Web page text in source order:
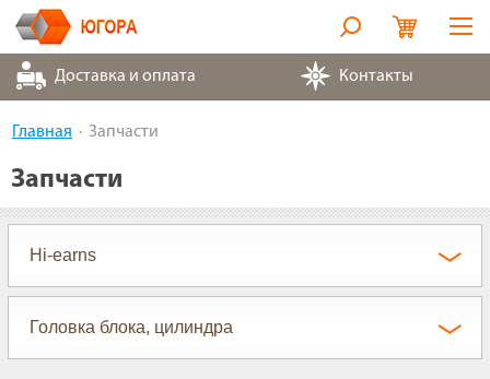
Оборудование
Контакты
О компании
Доставка и оплата Контакты
Главная Запчасти
Запчасти